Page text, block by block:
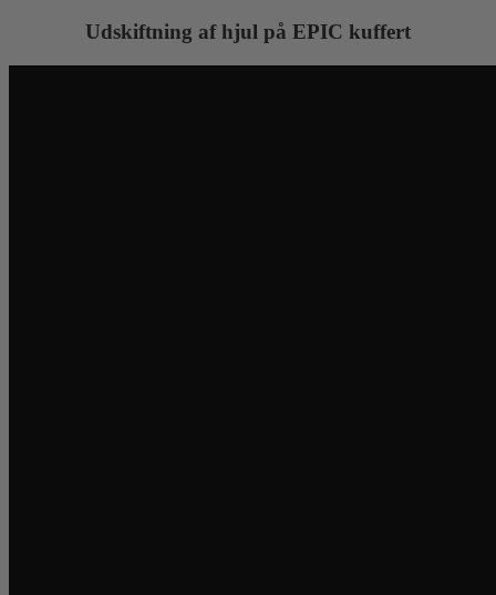
Udskiftning af hjul på EPIC kuffert